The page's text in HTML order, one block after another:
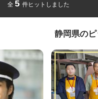
全 5 件ヒットしました
静岡県の